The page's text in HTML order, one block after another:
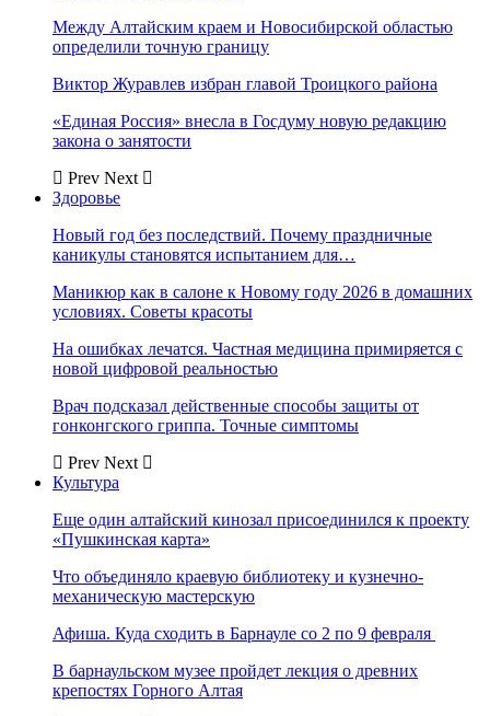
Между Алтайским краем и Новосибирской областью
определили точную границу
Виктор Журавлев избран главой Троицкого района
«Единая Россия» внесла в Госдуму новую редакцию
закона о занятости
Prev Next
Здоровье
Новый год без последствий. Почему праздничные
каникулы становятся испытанием для…
Маникюр как в салоне к Новому году 2026 в домашних
условиях. Советы красоты
На ошибках лечатся. Частная медицина примиряется с
новой цифровой реальностью
Врач подсказал действенные способы защиты от
гонконгского гриппа. Точные симптомы
Prev Next
Культура
Еще один алтайский кинозал присоединился к проекту
«Пушкинская карта»
Что объединяло краевую библиотеку и кузнечно-
механическую мастерскую
Афиша. Куда сходить в Барнауле со 2 по 9 февраля
В барнаульском музее пройдет лекция о древних
крепостях Горного Алтая